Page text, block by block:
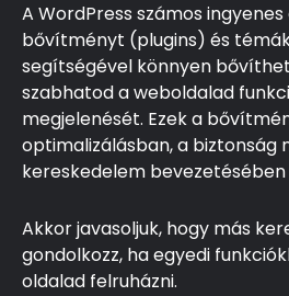
A WordPress számos
bővítményt (plugins) és
segítségével könnyen
szabhatod a weboldalad
megjelenését. Ezek a
optimalizálásban, a biztonság
kereskedelem
Akkor javasoljuk, hogy más
gondolkozz, ha egyedi
oldalad felruházni.